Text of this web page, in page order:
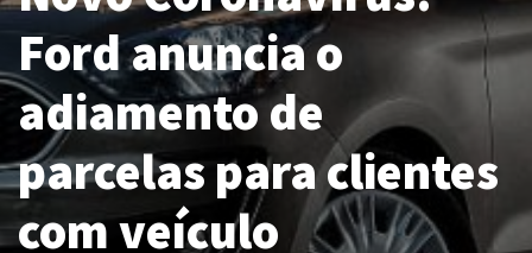
Ford anuncia o
adiamento de
parcelas para clientes
com veículo